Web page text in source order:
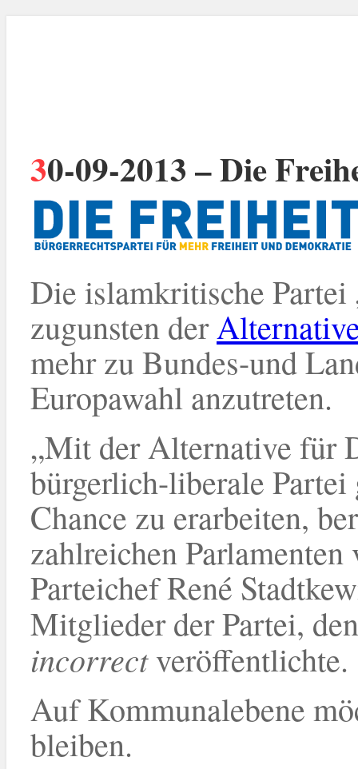
30-09-2013 – Die
Die islamkritische Partei
zugunsten der
mehr zu Bundes-und
Europawahl anzutreten.
„Mit der Alternative für
bürgerlich-liberale Partei
Chance zu erarbeiten,
zahlreichen
Parteichef René
Mitglieder der Partei,
incorrectveröffentlichte.
Auf Kommunalebene
bleiben.